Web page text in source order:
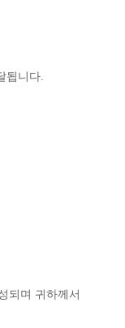
됩니다.
되며 귀하께서